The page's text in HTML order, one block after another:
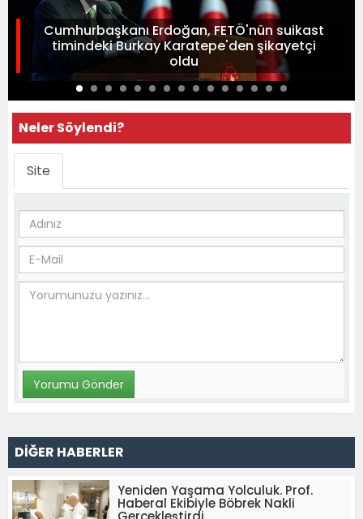
Cumhurbaşkanı Erdoğan, FETÖ'nün suikast
timindeki Burkay Karatepe'den şikayetçi
oldu
Neler Söylendi?
Site
DİĞER HABERLER
Yeniden Yaşama Yolculuk. Prof.
Haberal Ekibiyle Böbrek Nakli